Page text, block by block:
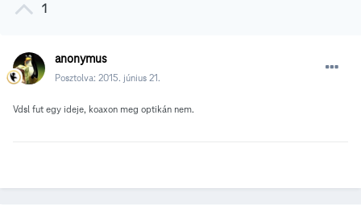
1
anonymus
Posztolva: 2015. június 21.
Vdsl fut egy ideje, koaxon meg optikán nem.